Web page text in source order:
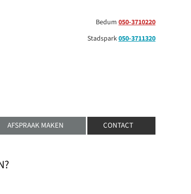
Bedum 050-3710220
Stadspark050-3711320
AFSPRAAK MAKEN CONTACT